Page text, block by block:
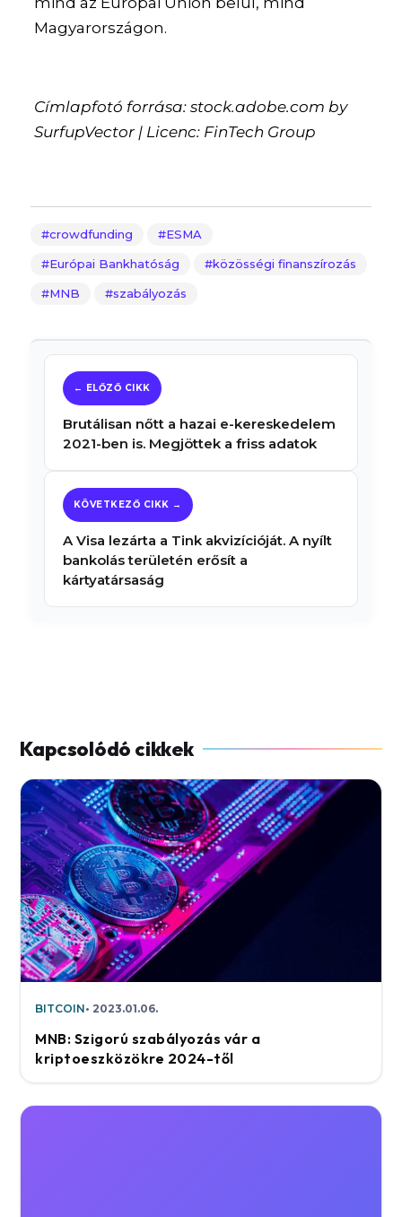
Magyarországon.
Címlapfotó forrása: stock.adobe.com by
SurfupVector | Licenc: FinTech Group
crowdfunding ESMA
Európai Bankhatóság közösségi finanszírozás
MNB szabályozás
Brutálisan nőtt a hazai e-kereskedelem
2021-ben is. Megjöttek a friss adatok
A Visa lezárta a Tink akvizícióját. A nyílt
bankolás területén erősít a
kártyatársaság
BITCOIN 2023.01.06.
MNB: Szigorú szabályozás vár a
kriptoeszközökre 2024-től